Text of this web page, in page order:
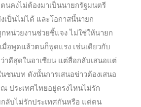
นคงไม่ต้องมาเป็นนายกรัฐมนตรี
เป็นไม่ได้ และโอกาสนี้นายก
หน่วยงานช่วยชี้แจง ไม่ใช่ให้นายก
มื่อพูดแล้วตนก็พูดแรง เช่นเดียวกับ
าดีสุดในอาเซียน แต่สื่อกลับเสนอแต่
ชนบท ดังนั้นการเสนอข่าวต้องเสนอ
ประเทศไทยอยู่ตรงไหนไม่รัก
ลับไม่รักประเทศกันหรือ แต่ตน